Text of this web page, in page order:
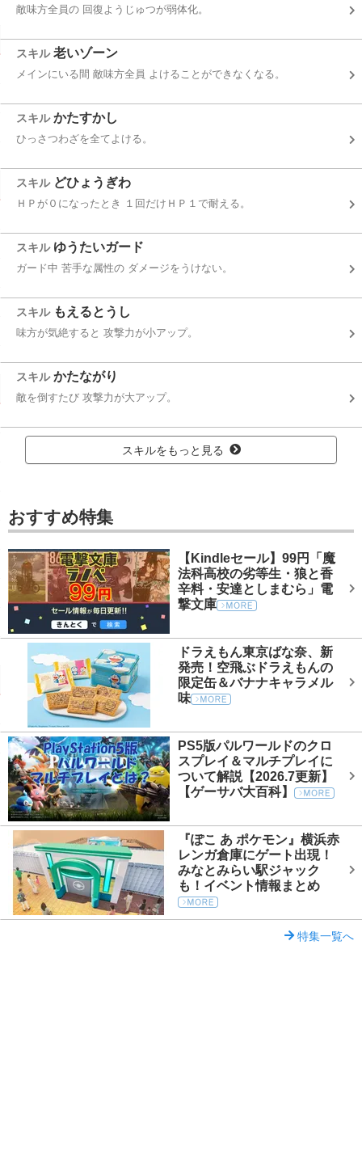
敵味方全員の 回復ようじゅつが弱体化。
スキル老いゾーン
メインにいる間 敵味方全員 よけることができなくなる。
スキルかたすかし
ひっさつわざを全てよける。
スキルどひょうぎわ
ＨＰが０になったとき １回だけＨＰ１で耐える。
スキルゆうたいガード
ガード中 苦手な属性の ダメージをうけない。
スキルもえるとうし
味方が気絶すると 攻撃力が小アップ。
スキルかたながり
敵を倒すたび 攻撃力が大アップ。
スキルをもっと見る
おすすめ特集
【Kindleセール】99円「魔
法科高校の劣等生・狼と香
辛料・安達としまむら」電
撃文庫
ドラえもん東京ばな奈、新
発売！空飛ぶドラえもんの
限定缶＆バナナキャラメル
味
PS5版パルワールドのクロ
スプレイ＆マルチプレイに
ついて解説【2026.7更新】
【ゲーサバ大百科】
『ぽこ あ ポケモン』横浜赤
レンガ倉庫にゲート出現！
みなとみらい駅ジャック
も！イベント情報まとめ
特集一覧へ